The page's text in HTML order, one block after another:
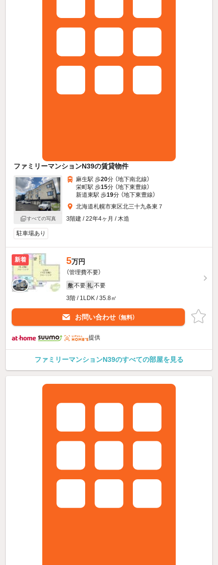
ファミリーマンションN39の賃貸物件
すべての写真
麻生駅 歩20分 （地下南北線）
栄町駅 歩15分 （地下東豊線）
新道東駅 歩19分 （地下東豊線）
北海道札幌市東区北三十九条東７
3階建 / 22年4ヶ月 / 木造
駐車場あり
新着 5万円
（管理費不要）
敷 不要 礼 不要
3階 / 1LDK / 35.8㎡
お問い合わせ （無料）
提供
ファミリーマンションN39のすべての部屋を見る